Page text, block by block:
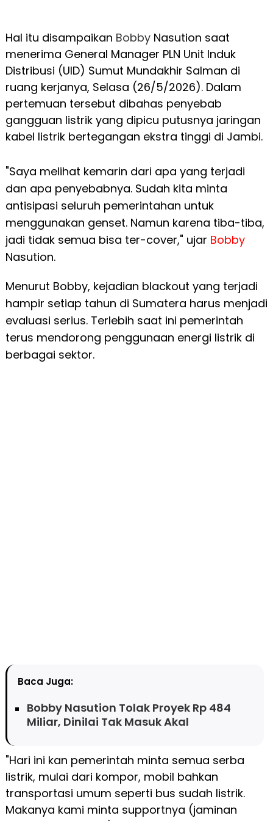
Hal itu disampaikan BobbyNasution saat
menerima General Manager PLN Unit Induk
Distribusi (UID) Sumut Mundakhir Salman di
ruang kerjanya, Selasa (26/5/2026). Dalam
pertemuan tersebut dibahas penyebab
gangguan listrik yang dipicu putusnya jaringan
kabel listrik bertegangan ekstra tinggi di Jambi.
"Saya melihat kemarin dari apa yang terjadi
dan apa penyebabnya. Sudah kita minta
antisipasi seluruh pemerintahan untuk
menggunakan genset. Namun karena tiba-tiba,
jadi tidak semua bisa ter-cover," ujar Bobby
Nasution.
Menurut Bobby, kejadian blackout yang terjadi
hampir setiap tahun di Sumatera harus menjadi
evaluasi serius. Terlebih saat ini pemerintah
terus mendorong penggunaan energi listrik di
berbagai sektor.
Baca Juga:
Bobby Nasution Tolak Proyek Rp 484
Miliar, Dinilai Tak Masuk Akal
"Hari ini kan pemerintah minta semua serba
listrik, mulai dari kompor, mobil bahkan
transportasi umum seperti bus sudah listrik.
Makanya kami minta supportnya (jaminan